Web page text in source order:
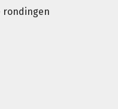
rondingen